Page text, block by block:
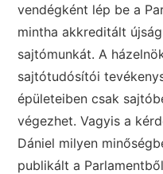
vendégként lép be a
mintha akkreditált
sajtómunkát. A
sajtótudósítói
épületeiben csak
végezhet. Vagyis a
Dániel milyen
publikált a